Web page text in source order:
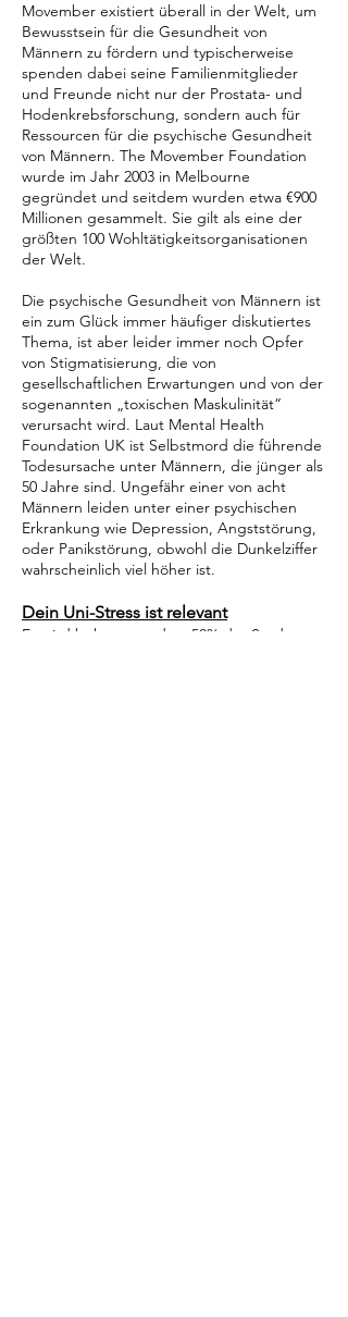
Movember existiert überall in der Welt, um
Bewusstsein für die Gesundheit von
Männern zu fördern und typischerweise
spenden dabei seine Familienmitglieder
und Freunde nicht nur der Prostata- und
Hodenkrebsforschung, sondern auch für
Ressourcen für die psychische Gesundheit
von Männern. The Movember Foundation
wurde im Jahr 2003 in Melbourne
gegründet und seitdem wurden etwa €900
Millionen gesammelt. Sie gilt als eine der
größten 100 Wohltätigkeitsorganisationen
der Welt.
Die psychische Gesundheit von Männern ist
ein zum Glück immer häufiger diskutiertes
Thema, ist aber leider immer noch Opfer
von Stigmatisierung, die von
gesellschaftlichen Erwartungen und von der
sogenannten „toxischen Maskulinität“
verursacht wird. Laut Mental Health
Foundation UK ist Selbstmord die führende
Todesursache unter Männern, die jünger als
50 Jahre sind. Ungefähr einer von acht
Männern leiden unter einer psychischen
Erkrankung wie Depression, Angststörung,
oder Panikstörung, obwohl die Dunkelziffer
wahrscheinlich viel höher ist.
Dein Uni-Stress ist relevant
Es wird behauptet, dass 50% der Studenten